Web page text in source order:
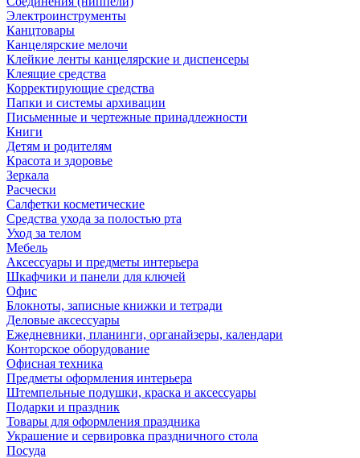
Электроинструменты
Канцтовары
Канцелярские мелочи
Клейкие ленты канцелярские и диспенсеры
Клеящие средства
Корректирующие средства
Папки и системы архивации
Письменные и чертежные принадлежности
Книги
Детям и родителям
Красота и здоровье
Зеркала
Расчески
Салфетки косметические
Средства ухода за полостью рта
Уход за телом
Мебель
Аксессуары и предметы интерьера
Шкафчики и панели для ключей
Офис
Блокноты, записные книжки и тетради
Деловые аксессуары
Ежедневники, планинги, органайзеры, календари
Конторское оборудование
Офисная техника
Предметы оформления интерьера
Штемпельные подушки, краска и аксессуары
Подарки и праздник
Товары для оформления праздника
Украшение и сервировка праздничного стола
Посуда